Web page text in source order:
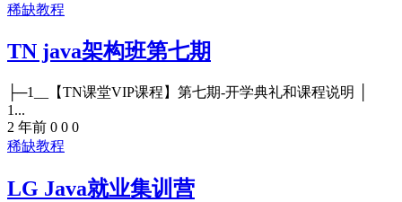
稀缺教程
TN java架构班第七期
├─1__【TN课堂VIP课程】第七期-开学典礼和课程说明 │
1...
2 年前 0 0 0
稀缺教程
LG Java就业集训营